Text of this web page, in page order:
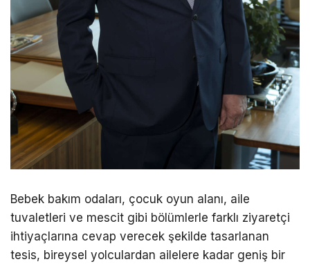
Bebek bakım odaları, çocuk oyun alanı, aile
tuvaletleri ve mescit gibi bölümlerle farklı ziyaretçi
ihtiyaçlarına cevap verecek şekilde tasarlanan
tesis, bireysel yolculardan ailelere kadar geniş bir